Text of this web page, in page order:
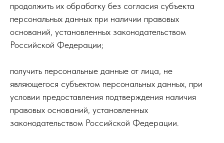
продолжить их обработку без согласия субъекта
персональных данных при наличии правовых
оснований, установленных законодательством
Российской Федерации;
получить персональные данные от лица, не
являющегося субъектом персональных данных, при
условии предоставления подтверждения наличия
правовых оснований, установленных
законодательством Российской Федерации.